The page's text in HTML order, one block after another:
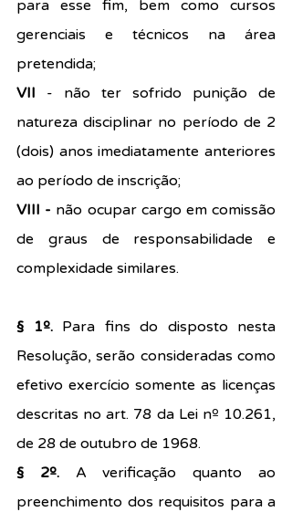
para esse fim, bem como cursos
gerenciais e técnicos na área
pretendida;
VII - não ter sofrido punição de
natureza disciplinar no período de 2
(dois) anos imediatamente anteriores
ao período de inscrição;
VIII - não ocupar cargo em comissão
de graus de responsabilidade e
complexidade similares.
§ 1º. Para fins do disposto nesta
Resolução, serão consideradas como
efetivo exercício somente as licenças
descritas no art. 78 da Lei nº 10.261,
de 28 de outubro de 1968.
§ 2º. A verificação quanto ao
preenchimento dos requisitos para a